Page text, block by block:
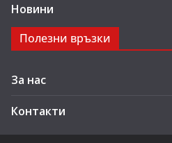
Новини
Полезни връзки
За нас
Контакти